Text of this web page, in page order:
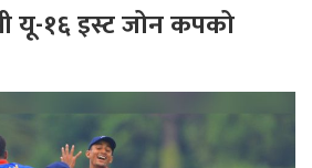
यू-१६ इस्ट जोन कपको